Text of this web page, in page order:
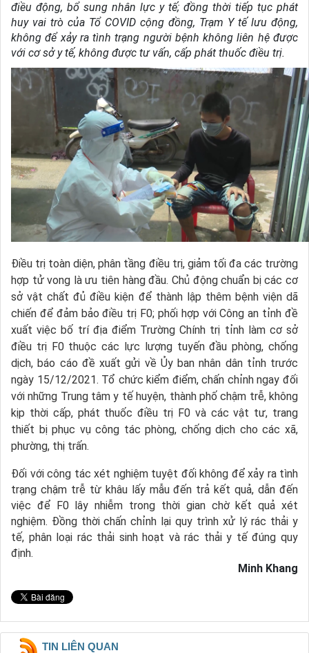
điều động, bổ sung nhân lực y tế; đồng thời tiếp tục phát
huy vai trò của Tổ COVID cộng đồng, Trạm Y tế lưu động,
không để xảy ra tình trạng người bệnh không liên hệ được
với cơ sở y tế, không được tư vấn, cấp phát thuốc điều trị.
Điều trị toàn diện, phân tầng điều trị, giảm tối đa các trường
hợp tử vong là ưu tiên hàng đầu. Chủ động chuẩn bị các cơ
sở vật chất đủ điều kiện để thành lập thêm bệnh viện dã
chiến để đảm bảo điều trị F0; phối hợp với Công an tỉnh đề
xuất việc bố trí địa điểm Trường Chính trị tỉnh làm cơ sở
điều trị F0 thuộc các lực lượng tuyến đầu phòng, chống
dịch, báo cáo đề xuất gửi về Ủy ban nhân dân tỉnh trước
ngày 15/12/2021. Tổ chức kiểm điểm, chấn chỉnh ngay đối
với những Trung tâm y tế huyện, thành phố chậm trễ, không
kịp thời cấp, phát thuốc điều trị F0 và các vật tư, trang
thiết bị phục vụ công tác phòng, chống dịch cho các xã,
phường, thị trấn.
Đối với công tác xét nghiệm tuyệt đối không để xảy ra tình
trạng chậm trễ từ khâu lấy mẫu đến trả kết quả, dẫn đến
việc để F0 lây nhiễm trong thời gian chờ kết quả xét
nghiệm. Đồng thời chấn chỉnh lại quy trình xử lý rác thải y
tế, phân loại rác thải sinh hoạt và rác thải y tế đúng quy
định.
Minh Khang
TIN LIÊN QUAN